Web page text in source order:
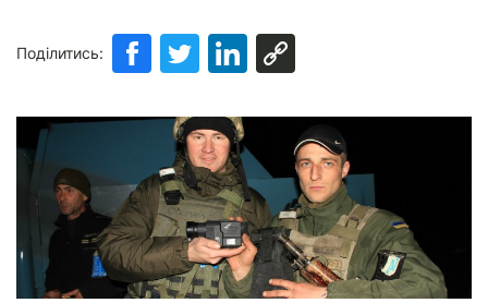
Поділитись: